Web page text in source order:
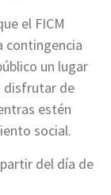
el FICM
contingencia
un lugar
disfrutar de
estén
social.
del día de